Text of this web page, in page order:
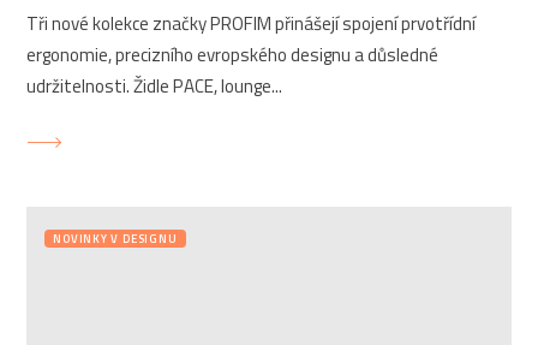
Tři nové kolekce značky PROFIM přinášejí spojení prvotřídní
ergonomie, precizního evropského designu a důsledné
udržitelnosti. Židle PACE, lounge...
NOVINKY V DESIGNU